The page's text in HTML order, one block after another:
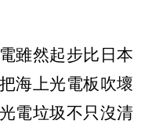
雖然起步比日本
海上光電板吹壞
電垃圾不只沒清